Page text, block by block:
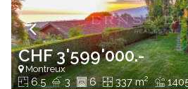
CHF 3'599'000.-
Montreux
6.5 3 6 337 m2